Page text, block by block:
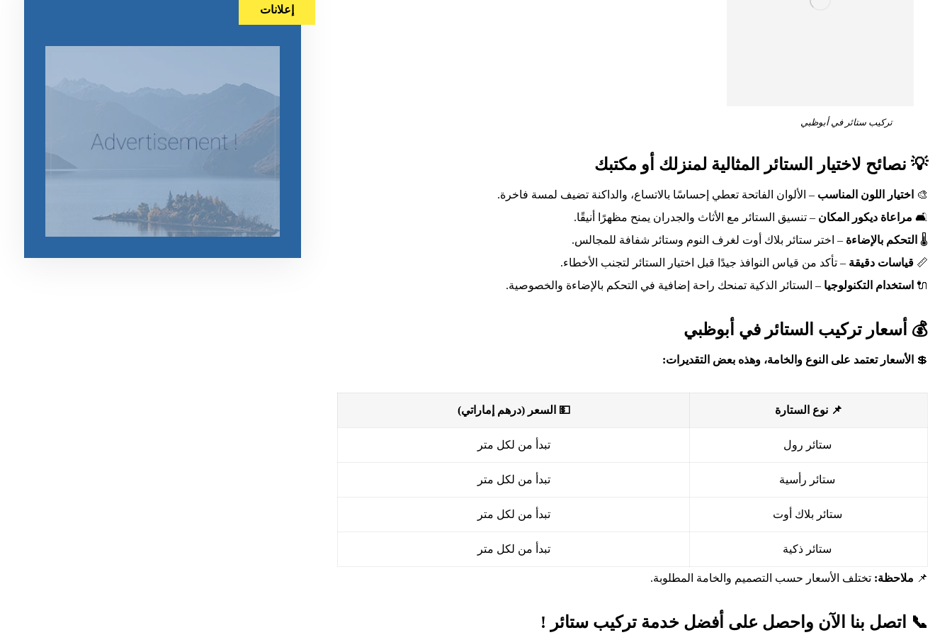
تركيب ستائر في أبوظبي
💡 نصائح لاختيار الستائر المثالية لمنزلك أو مكتبك
🎨 اختيار اللون المناسب – الألوان الفاتحة تعطي إحساسًا بالاتساع، والداكنة تضيف لمسة فاخرة.
🛋️ مراعاة ديكور المكان – تنسيق الستائر مع الأثاث والجدران يمنح مظهرًا أنيقًا.
🌡️ التحكم بالإضاءة – اختر ستائر بلاك أوت لغرف النوم وستائر شفافة للمجالس.
📏 قياسات دقيقة – تأكد من قياس النوافذ جيدًا قبل اختيار الستائر لتجنب الأخطاء.
🔌 استخدام التكنولوجيا – الستائر الذكية تمنحك راحة إضافية في التحكم بالإضاءة والخصوصية.
💰 أسعار تركيب الستائر في أبوظبي
💲 الأسعار تعتمد على النوع والخامة، وهذه بعض التقديرات:
📌 نوع الستارة 💵 السعر (درهم إماراتي)
ستائر رول تبدأ من لكل متر
ستائر رأسية تبدأ من لكل متر
ستائر بلاك أوت تبدأ من لكل متر
ستائر ذكية تبدأ من لكل متر
📌 ملاحظة: تختلف الأسعار حسب التصميم والخامة المطلوبة.
📞 اتصل بنا الآن واحصل على أفضل خدمة تركيب ستائر !
إعلانات